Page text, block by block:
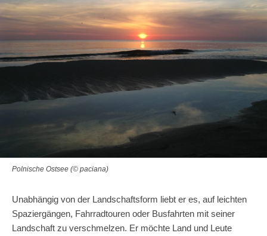
Polnische Ostsee (© paciana)
Unabhängig von der Landschaftsform liebt er es, auf leichten
Spaziergängen, Fahrradtouren oder Busfahrten mit seiner
Landschaft zu verschmelzen. Er möchte Land und Leute